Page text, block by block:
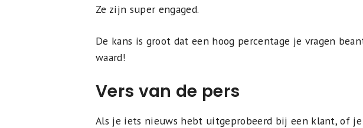
Ze zijn super engaged.
De kans is groot dat een hoog percentage je vragen
waard!
Vers van de pers
Als je iets nieuws hebt uitgeprobeerd bij een klant, of